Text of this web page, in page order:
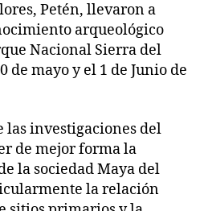
Petén, llevaron a
arqueológico
Nacional Sierra del
de mayo y el 1 de Junio de
las investigaciones del
de mejor forma la
la sociedad Maya del
la relación